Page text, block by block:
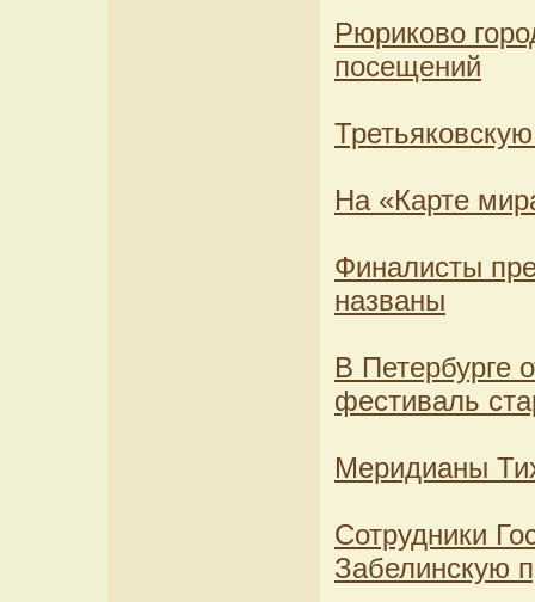
Рюриково
посещений
На «Карте
Финалисты
названы
В Петербурге
фестиваль
Меридианы
Сотрудники
Забелинскую